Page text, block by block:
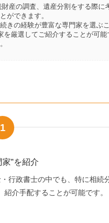
産の調査、遺産分割をする際に
ができます。
きの経験が豊富な専門家を選ぶ
厳選してご紹介することが可能
1
”を紹介
・行政書士の中でも、特に相続
介手配することが可能です。